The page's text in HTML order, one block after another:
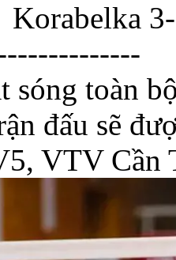
sóng toàn
đấu sẽ
VTV Cần